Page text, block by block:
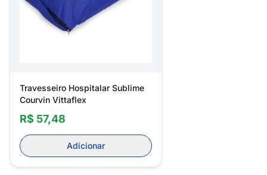
Travesseiro Hospitalar Sublime
Courvin Vittaflex
R$ 57,48
Adicionar